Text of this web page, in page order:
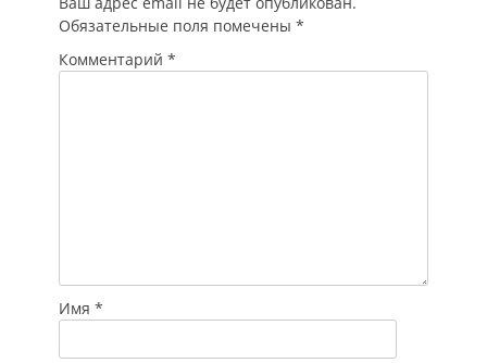
Обязательные поля помечены *
Комментарий *
Имя *